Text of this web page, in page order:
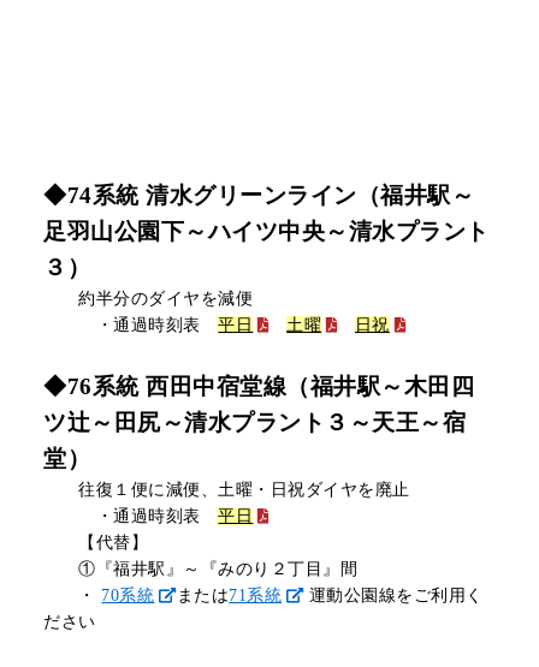
◆74系統 清水グリーンライン（福井駅～
足羽山公園下～ハイツ中央～清水プラント
３）
約半分のダイヤを減便
・通過時刻表平日 土曜 日祝
◆76系統 西田中宿堂線（福井駅～木田四
ツ辻～田尻～清水プラント３～天王～宿
堂）
往復１便に減便、土曜・日祝ダイヤを廃止
・通過時刻表平日
【代替】
①『福井駅』～『みのり２丁目』間
・ 70系統 または71系統
運動公園線をご利用く
ださい